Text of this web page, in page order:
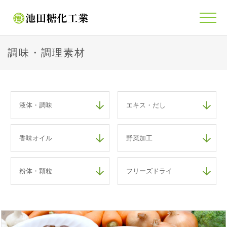
調味・調理素材
液体・調味 エキス・だし
香味オイル 野菜加工
粉体・顆粒 フリーズドライ